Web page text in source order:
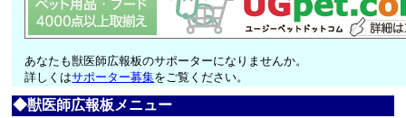
あなたも獣医師広報板のサポーターになりませんか。
詳しくはサポーター募集をご覧ください。
◆獣医師広報板メニュー